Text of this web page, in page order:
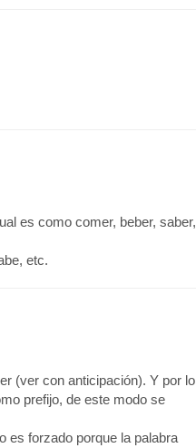
es como comer, beber, saber,
etc.
(ver con anticipación). Y por lo
prefijo, de este modo se
es forzado porque la palabra